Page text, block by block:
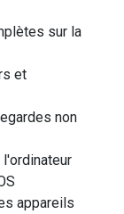
sur la
et
non
appareils